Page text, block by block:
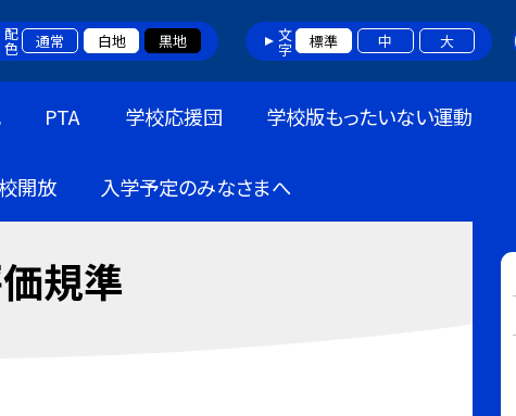
配色 通常 白地 黒地 文字 標準 中 大
PTA 学校応援団 学校版もったいない運動
開放 入学予定のみなさまへ
規準